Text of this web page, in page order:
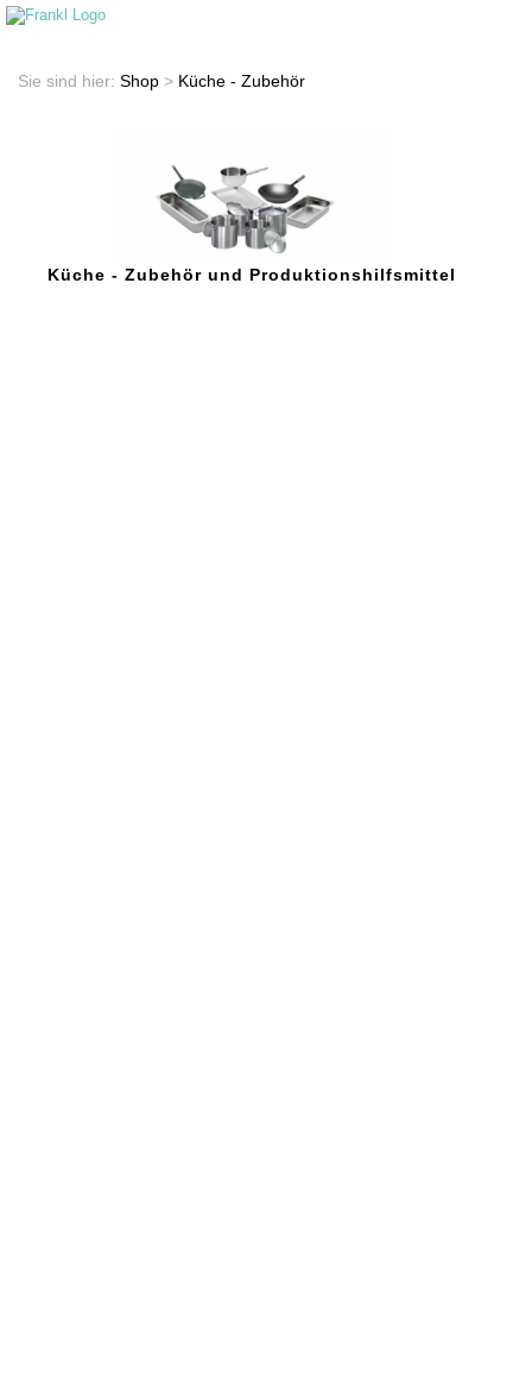
Sie sind hier: Shop > Küche - Zubehör
Küche - Zubehör und Produktionshilfsmittel